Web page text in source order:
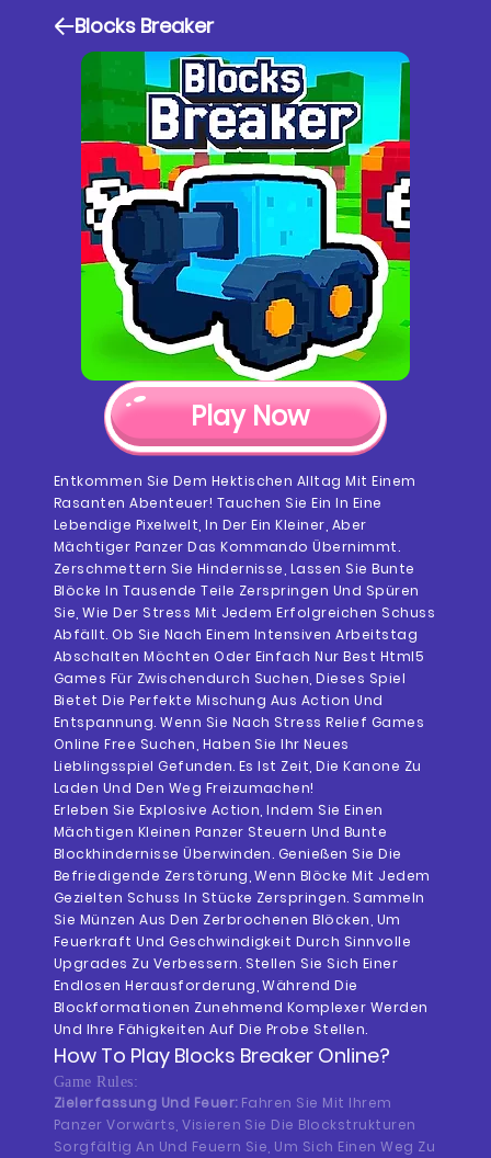
Blocks Breaker
Play Now
Entkommen Sie Dem Hektischen Alltag Mit Einem
Rasanten Abenteuer! Tauchen Sie Ein In Eine
Lebendige Pixelwelt, In Der Ein Kleiner, Aber
Mächtiger Panzer Das Kommando Übernimmt.
Zerschmettern Sie Hindernisse, Lassen Sie Bunte
Blöcke In Tausende Teile Zerspringen Und Spüren
Sie, Wie Der Stress Mit Jedem Erfolgreichen Schuss
Abfällt. Ob Sie Nach Einem Intensiven Arbeitstag
Abschalten Möchten Oder Einfach Nur Best Html5
Games Für Zwischendurch Suchen, Dieses Spiel
Bietet Die Perfekte Mischung Aus Action Und
Entspannung. Wenn Sie Nach Stress Relief Games
Online Free Suchen, Haben Sie Ihr Neues
Lieblingsspiel Gefunden. Es Ist Zeit, Die Kanone Zu
Laden Und Den Weg Freizumachen!
Erleben Sie Explosive Action, Indem Sie Einen
Mächtigen Kleinen Panzer Steuern Und Bunte
Blockhindernisse Überwinden. Genießen Sie Die
Befriedigende Zerstörung, Wenn Blöcke Mit Jedem
Gezielten Schuss In Stücke Zerspringen. Sammeln
Sie Münzen Aus Den Zerbrochenen Blöcken, Um
Feuerkraft Und Geschwindigkeit Durch Sinnvolle
Upgrades Zu Verbessern. Stellen Sie Sich Einer
Endlosen Herausforderung, Während Die
Blockformationen Zunehmend Komplexer Werden
Und Ihre Fähigkeiten Auf Die Probe Stellen.
How To Play Blocks Breaker Online?
Game Rules:
Zielerfassung Und Feuer:Fahren Sie Mit Ihrem
Panzer Vorwärts, Visieren Sie Die Blockstrukturen
Sorgfältig An Und Feuern Sie, Um Sich Einen Weg Zu